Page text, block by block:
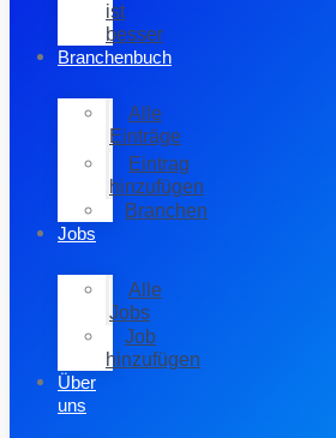
ist
besser
Branchenbuch
Alle
Einträge
Eintrag
hinzufügen
Branchen
Jobs
Alle
Jobs
Job
hinzufügen
Über
uns